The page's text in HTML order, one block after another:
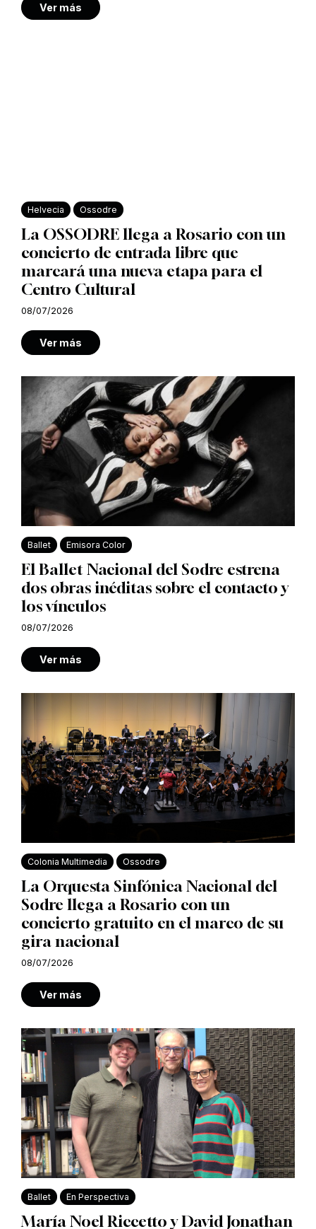
Ver más
Helvecia Ossodre
La OSSODRE llega a Rosario con un
concierto de entrada libre que
marcará una nueva etapa para el
Centro Cultural
08/07/2026
Ver más
Ballet Emisora Color
El Ballet Nacional del Sodre estrena
dos obras inéditas sobre el contacto y
los vínculos
08/07/2026
Ver más
Colonia Multimedia Ossodre
La Orquesta Sinfónica Nacional del
Sodre llega a Rosario con un
concierto gratuito en el marco de su
gira nacional
08/07/2026
Ver más
Ballet En Perspectiva
María Noel Riccetto y David Jonathan